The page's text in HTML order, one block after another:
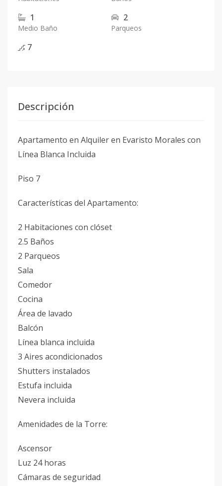
1
Medio Baño
2
Parqueos
7
Descripción
Apartamento en Alquiler en Evaristo Morales con
Línea Blanca Incluida
Piso 7
Características del Apartamento:
2 Habitaciones con clóset
2.5 Baños
2 Parqueos
Sala
Comedor
Cocina
Área de lavado
Balcón
Línea blanca incluida
3 Aires acondicionados
Shutters instalados
Estufa incluida
Nevera incluida
Amenidades de la Torre:
Ascensor
Luz 24 horas
Cámaras de seguridad